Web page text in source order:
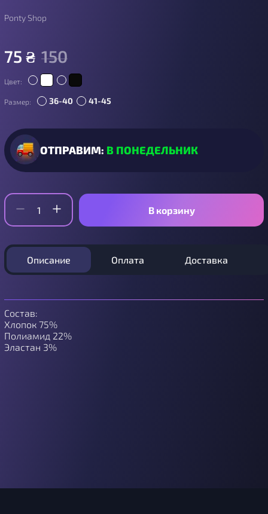
Ponty Shop
150
75 ₴
Цвет:
Размер: 36-40 41-45
ОТПРАВИМ: В ПОНЕДЕЛЬНИК
В корзину
Описание Оплата Доставка
Состав:
Хлопок 75%
Полиамид 22%
Эластан 3%